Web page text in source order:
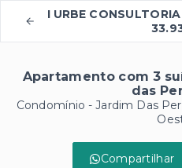
I URBE
Apartamento com 3
das
Condomínio - Jardim Das
Compartilhar